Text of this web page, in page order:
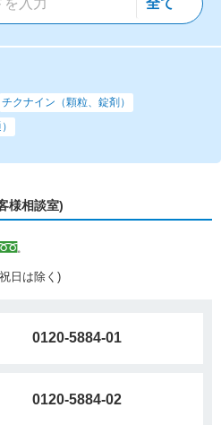
チクナイン（顆粒、錠剤）
様相談室)
日は除く)
0120-5884-01
0120-5884-02